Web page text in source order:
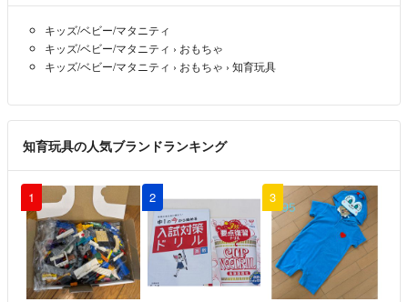
個別の対応はしておりません
⸻
・発送まで 1〜3日程度 お時間をいただいています
・「◯日までにほしい」等のご要望は
発送状況によりお約束できない場合があります
・速達対応（レターパック）可能です
※必ず【購入前】にコメントでご相談ください
⸻
キッズ/ベビー/マタニティ
キッズ/ベビー/マタニティ › おもちゃ
キッズ/ベビー/マタニティ › おもちゃ › 知育玩具
知育玩具の人気ブランドランキング
1 2 3